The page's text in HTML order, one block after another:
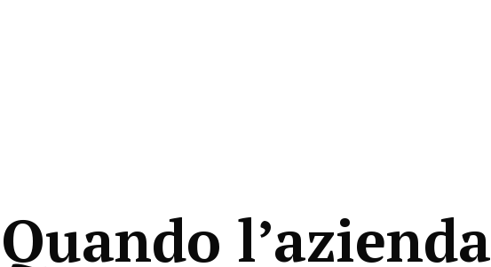
Quando l’azienda